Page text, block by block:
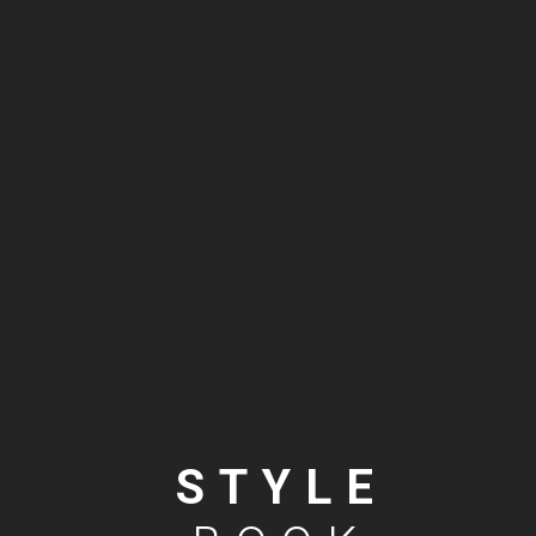
STYLE